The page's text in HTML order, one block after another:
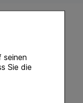
seinen
Sie die